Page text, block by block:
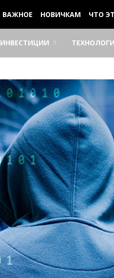
ВАЖНОЕ НОВИЧКАМ ЧТО
ИНВЕСТИЦИИ